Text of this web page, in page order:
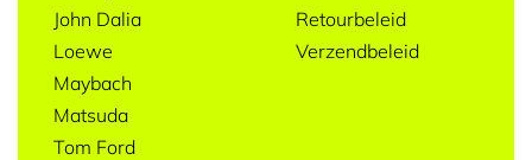
John Dalia
Loewe
Maybach
Matsuda
Tom Ford
Retourbeleid
Verzendbeleid